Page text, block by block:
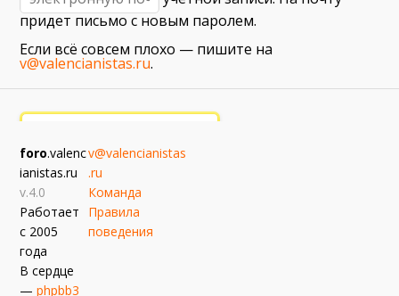
примерно 16 сентября
Алавес — Валенсия
примерно 20 сентября
Валенсия — Реал Сосьедад
примерно 11 октября
Расинг — Валенсия
примерно 18 октября
Валенсия — Атлетик
придет письмо с новым паролем.
Если всё совсем плохо — пишите на
v@valencianistas.ru.
foro.valenc
ianistas.ru
v.4.0
Работает
с 2005
года
В сердце
—phpbb3
v@valencianistas
.ru
Команда
Правила
поведения